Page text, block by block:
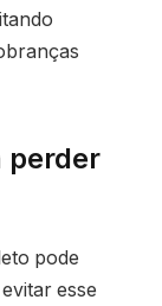
perder
pode
esse